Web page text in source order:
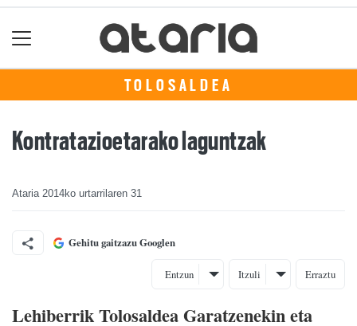
TOLOSALDEA
Kontratazioetarako laguntzak
Ataria 2014ko urtarrilaren 31
Gehitu gaitzazu Googlen
Entzun Itzuli Erraztu
Lehiberrik Tolosaldea Garatzenekin eta